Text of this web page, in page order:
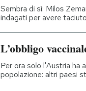
Sembra di sì: Milos
indagati per avere
L’obbligo
Per ora solo l'Austria ha
popolazione: altri paesi